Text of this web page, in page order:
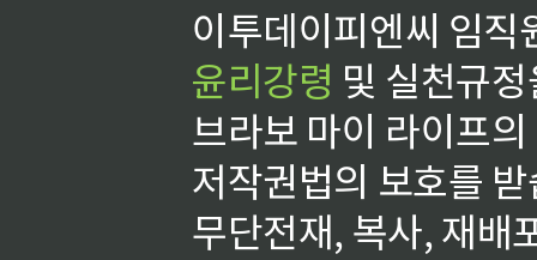
이투데이피엔씨 임
윤리강령 및 실천규
브라보 마이 라이프
저작권법의 보호를
무단전재, 복사, 재배